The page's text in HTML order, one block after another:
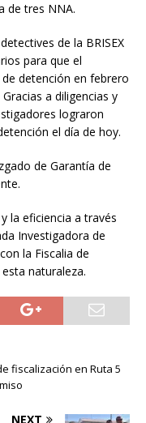
de tres NNA.
de la BRISEX
para que el
detención en febrero
a diligencias y
lograron
el día de hoy.
de Garantía de
la eficiencia a través
Investigadora de
la Fiscalia de
naturaleza.
fiscalización en Ruta 5
NEXT